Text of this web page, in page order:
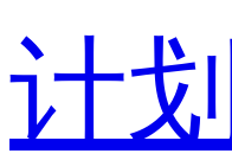
计划